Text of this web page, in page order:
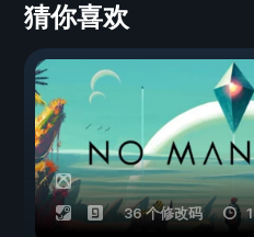
猜你喜欢
36 个修改码